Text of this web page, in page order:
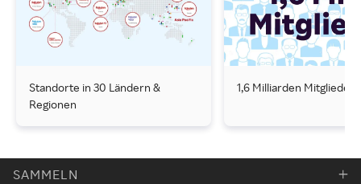
Standorte in 30 Ländern &
Regionen
1,6 Milliarden Mitglieder
SAMMELN